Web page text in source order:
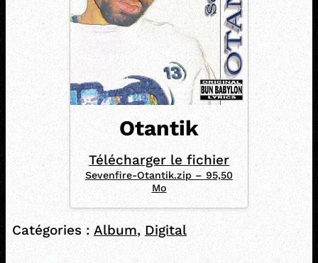
Otantik
Télécharger le fichier
Sevenfire-Otantik.zip – 95,50
Mo
Catégories :Album,Digital